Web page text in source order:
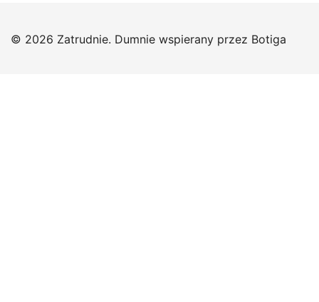
© 2026 Zatrudnie. Dumnie wspierany przez Botiga